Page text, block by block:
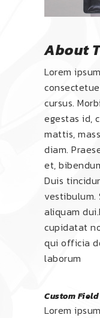
About
Lorem
cursus.
egestas id,
mattis,
diam.
et,
Duis
vestibulum.
aliquam
cupidatat
qui officia
laborum
Custom Field
Lorem